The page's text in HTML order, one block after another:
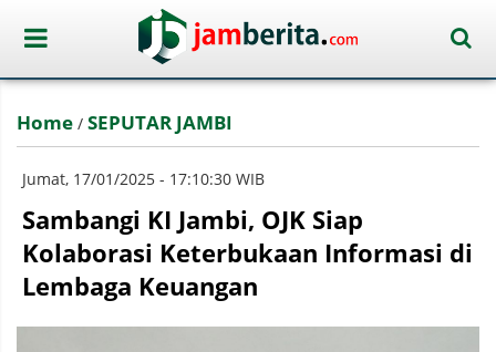
Home / SEPUTAR JAMBI
Jumat, 17/01/2025 - 17:10:30 WIB
Sambangi KI Jambi, OJK Siap
Kolaborasi Keterbukaan Informasi di
Lembaga Keuangan